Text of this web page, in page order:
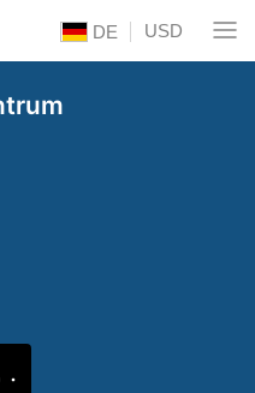
DE USD